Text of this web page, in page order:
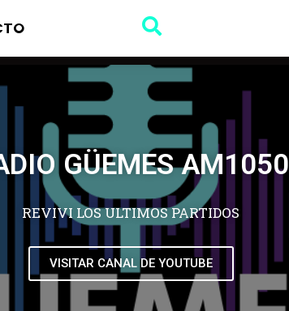
GÜEMES AM1050
REVIVI LOS ULTIMOS PARTIDOS
VISITAR CANAL DE YOUTUBE